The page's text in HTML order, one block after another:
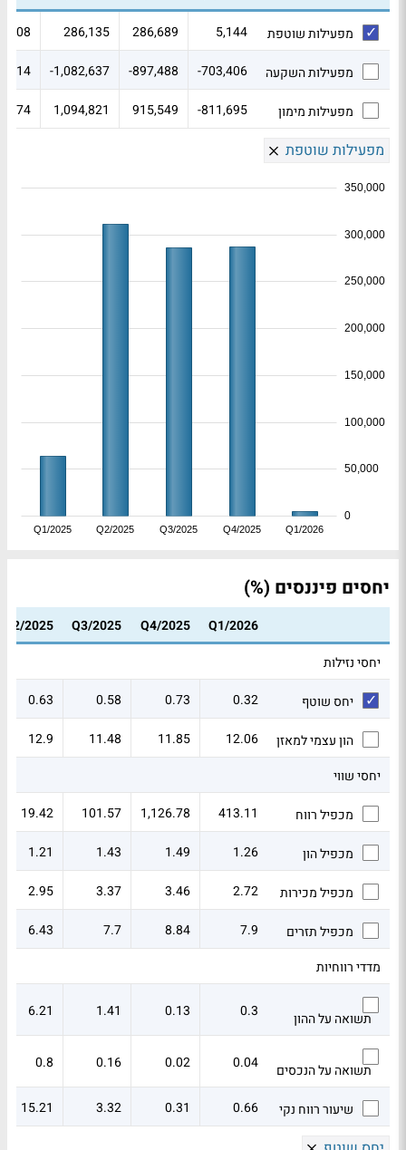
מפעילות שוטפת 5,144
286,689
286,135
מפעילות השקעה -703,406
-897,488
-1,082,637
מפעילות מימון -811,695
915,549
1,094,821
מפעילות שוטפת
Q1/2026
Q4/2025
Q3/2025
Q2/2025
Q1/2025
0
50,000
100,000
150,000
200,000
250,000
300,000
350,000
יחסים פיננסים (%)
Q1/2026
Q4/2025
Q3/2025
Q2/2025
יחסי נזילות
יחס שוטף 0.32
0.73
0.58
0.63
הון עצמי למאזן 12.06
11.85
11.48
12.9
יחסי שווי
מכפיל רווח 413.11
1,126.78
101.57
19.42
מכפיל הון 1.26
1.49
1.43
1.21
מכפיל מכירות 2.72
3.46
3.37
2.95
מכפיל תזרים 7.9
8.84
7.7
6.43
מדדי רווחיות
תשואה על ההון 0.3
0.13
1.41
6.21
תשואה על הנכסים 0.04
0.02
0.16
0.8
שיעור רווח נקי 0.66
0.31
3.32
15.21